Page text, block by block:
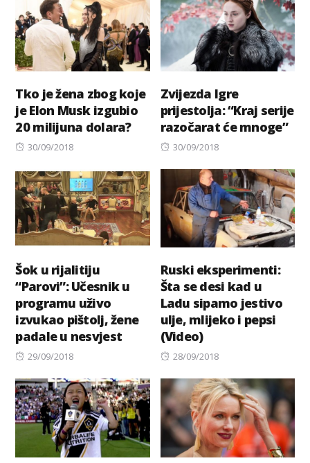
Tko je žena zbog koje
je Elon Musk izgubio
20 milijuna dolara?
Posted
30/09/2018
Zvijezda Igre
prijestolja: “Kraj serije
razočarat će mnoge”
Posted
30/09/2018
Šok u rijalitiju
“Parovi”: Učesnik u
programu uživo
izvukao pištolj, žene
padale u nesvjest
Posted
29/09/2018
Ruski eksperimenti:
Šta se desi kad u
Ladu sipamo jestivo
ulje, mlijeko i pepsi
(Video)
Posted
28/09/2018